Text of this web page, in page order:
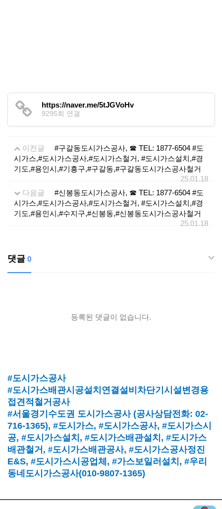
https://naver.me/5tJGVoHv
9295회 연결
이전글
#구갈동도시가스공사, ☎ TEL: 1877-6504 #도
시가스,#도시가스공사,#도시가스철거, #도시가스설치,#경
기도,#용인시,#기흥구,#구갈동,#구갈동도시가스공사철거
25.01.18
다음글
#신봉동도시가스공사, ☎ TEL: 1877-6504 #도
시가스,#도시가스공사,#도시가스철거, #도시가스설치,#경
기도,#용인시,#수지구,#신봉동,#신봉동도시가스공사철거
25.01.18
댓글 0
등록된 댓글이 없습니다.
#도시가스공사
#도시가스배관시공설치연결설비차단기시설변경용
접견적철거공사
#서울경기수도권 도시가스공사 (공사상담전화: 02-
716-1365), #도시가스, #도시가스공사, #도시가스시
공, #도시가스설치 , #도시가스배관설치 , #도시가스
배관철거, #도시가스배관공사, #도시가스공사정진
E&S, #도시가스시공업체 , #가스보일러설치 , #우리
동네도시가스공사(010-9807-1365)